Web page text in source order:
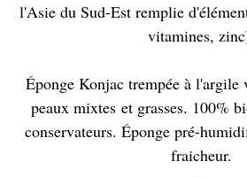
l'Asie du Sud-Est remplie
vitamines,
Éponge Konjac trempée à l'argile
peaux mixtes et grasses. 100%
conservateurs. Éponge pré-
fraicheur.